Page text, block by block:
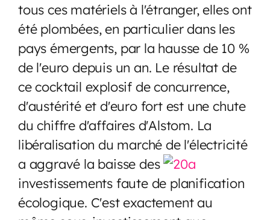
tous ces matériels à l'étranger, elles ont
été plombées, en particulier dans les
pays émergents, par la hausse de 10 %
de l'euro depuis un an. Le résultat de
ce cocktail explosif de concurrence,
d'austérité et d'euro fort est une chute
du chiffre d'affaires d'Alstom. La
libéralisation du marché de l'électricité
a aggravé la baisse des
investissements faute de planification
écologique. C'est exactement au